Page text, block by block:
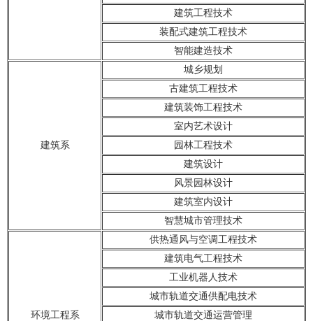
建筑工程技术
装配式建筑工程技术
智能建造技术
建筑系
城乡规划
古建筑工程技术
建筑装饰工程技术
室内艺术设计
园林工程技术
建筑设计
风景园林设计
建筑室内设计
智慧城市管理技术
环境工程系
供热通风与空调工程技术
建筑电气工程技术
工业机器人技术
城市轨道交通供配电技术
城市轨道交通运营管理